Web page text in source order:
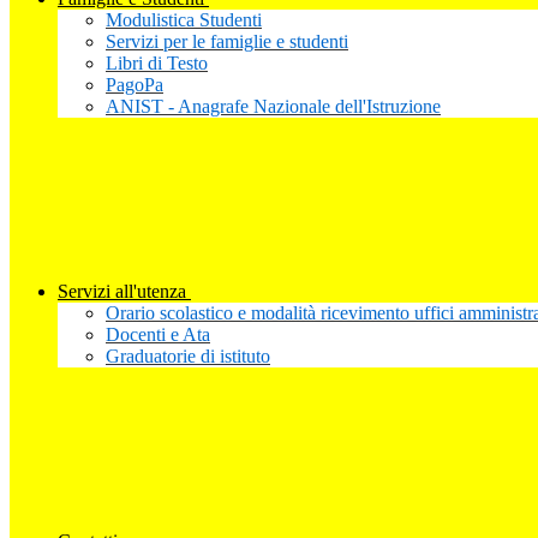
Modulistica Studenti
Servizi per le famiglie e studenti
Libri di Testo
PagoPa
ANIST - Anagrafe Nazionale dell'Istruzione
Servizi all'utenza
Orario scolastico e modalità ricevimento uffici
Docenti e Ata
Graduatorie di istituto